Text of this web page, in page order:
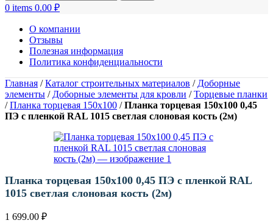
0 items 0.00 ₽
О компании
Отзывы
Полезная информация
Политика конфиденциальности
Главная /Каталог строительных материалов /Доборные
элементы /Доборные элементы для кровли /Торцевые планки
/Планка торцевая 150х100 /Планка торцевая 150х100 0,45
ПЭ с пленкой RAL 1015 светлая слоновая кость (2м)
Планка торцевая 150х100 0,45 ПЭ с пленкой RAL
1015 светлая слоновая кость (2м)
1 699.00 ₽